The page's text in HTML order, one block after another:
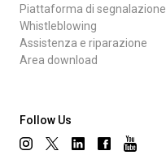
Piattaforma di segnalazione
Whistleblowing
Assistenza e riparazione
Area download
Follow Us